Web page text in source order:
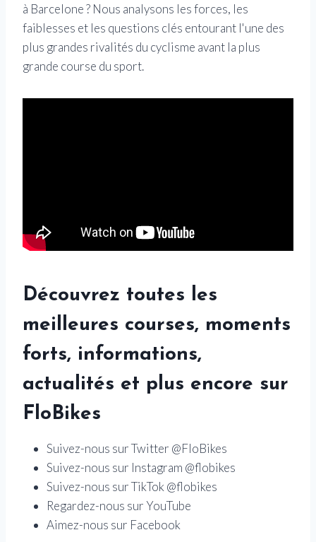
à Barcelone ? Nous analysons les forces, les
faiblesses et les questions clés entourant l'une des
plus grandes rivalités du cyclisme avant la plus
grande course du sport.
Découvrez toutes les
meilleures courses, moments
forts, informations,
actualités et plus encore sur
FloBikes
Suivez-nous sur Twitter @FloBikes
Suivez-nous sur Instagram @flobikes
Suivez-nous sur TikTok @flobikes
Regardez-nous sur YouTube
Aimez-nous sur Facebook